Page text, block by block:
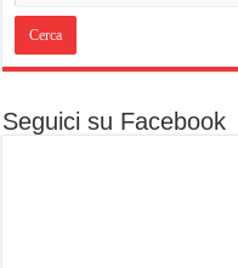
Seguici su Facebook